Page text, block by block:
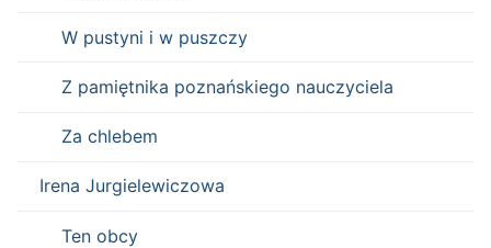
W pustyni i w puszczy
Z pamiętnika poznańskiego nauczyciela
Za chlebem
Irena Jurgielewiczowa
Ten obcy